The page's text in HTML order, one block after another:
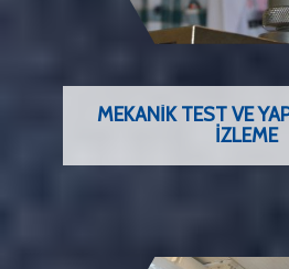
MEKANIK TEST VE
İZLEME